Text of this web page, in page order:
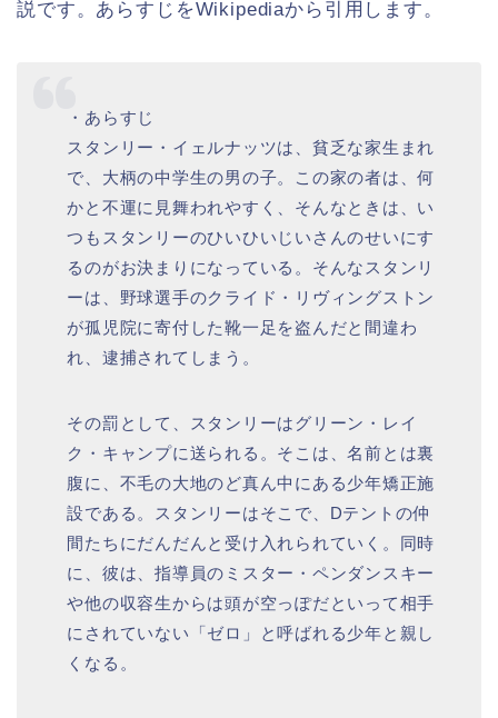
説です。あらすじをWikipediaから引用します。
・あらすじ
スタンリー・イェルナッツは、貧乏な家生まれ
で、大柄の中学生の男の子。この家の者は、何
かと不運に見舞われやすく、そんなときは、い
つもスタンリーのひいひいじいさんのせいにす
るのがお決まりになっている。そんなスタンリ
ーは、野球選手のクライド・リヴィングストン
が孤児院に寄付した靴一足を盗んだと間違わ
れ、逮捕されてしまう。
その罰として、スタンリーはグリーン・レイ
ク・キャンプに送られる。そこは、名前とは裏
腹に、不毛の大地のど真ん中にある少年矯正施
設である。スタンリーはそこで、Dテントの仲
間たちにだんだんと受け入れられていく。同時
に、彼は、指導員のミスター・ペンダンスキー
や他の収容生からは頭が空っぽだといって相手
にされていない「ゼロ」と呼ばれる少年と親し
くなる。